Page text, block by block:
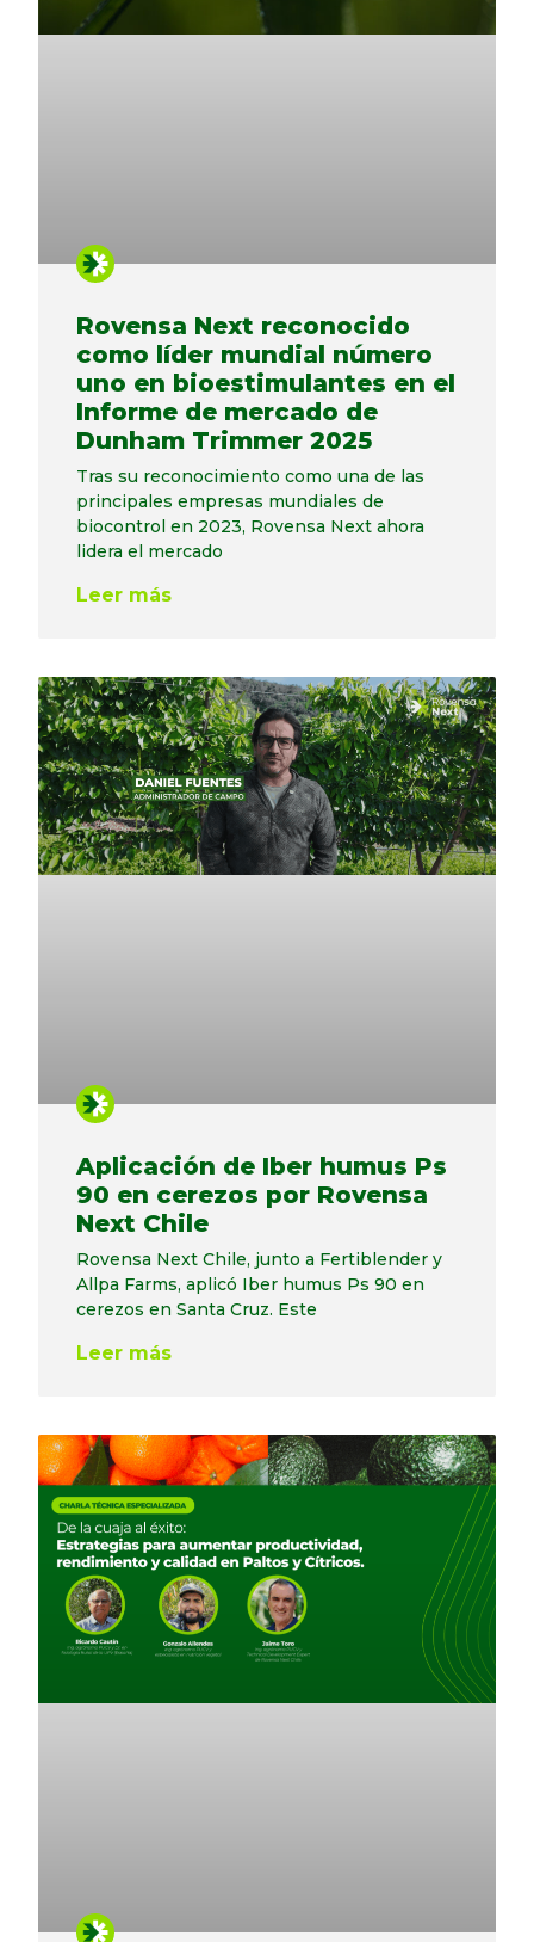
Rovensa Next reconocido
como líder mundial número
uno en bioestimulantes en el
Informe de mercado de
Dunham Trimmer 2025
Tras su reconocimiento como una de las
principales empresas mundiales de
biocontrol en 2023, Rovensa Next ahora
lidera el mercado
Leer más
Aplicación de Iber humus Ps
90 en cerezos por Rovensa
Next Chile
Rovensa Next Chile, junto a Fertiblender y
Allpa Farms, aplicó Iber humus Ps 90 en
cerezos en Santa Cruz. Este
Leer más